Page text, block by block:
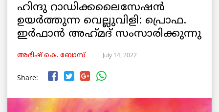
ഹിന്ദു റാഡിക്കലൈസേഷൻ
ഉയർത്തുന്ന വെല്ലുവിളി: പ്രൊഫ.
ഇർഫാൻ അഹ്‌മദ്‌ സംസാരിക്കുന്നു
അഭിഷ് കെ. ബോസ് July 14, 2022
Share: